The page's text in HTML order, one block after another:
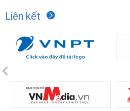
Liên kết
Previous